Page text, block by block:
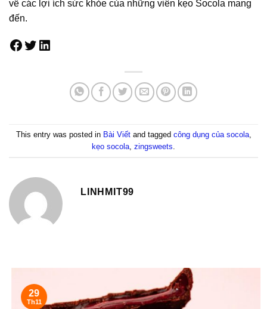
về các lợi ích sức khỏe của những viên kẹo Socola mang
đến.
Facebook
Twitter
LinkedIn
This entry was posted in Bài Viếtand tagged công dụng của socola,
kẹo socola zingsweets
LINHMIT99
29
Th11